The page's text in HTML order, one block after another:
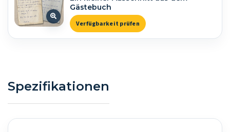
Gästebuch
Verfügbarkeit prüfen
Spezifikationen